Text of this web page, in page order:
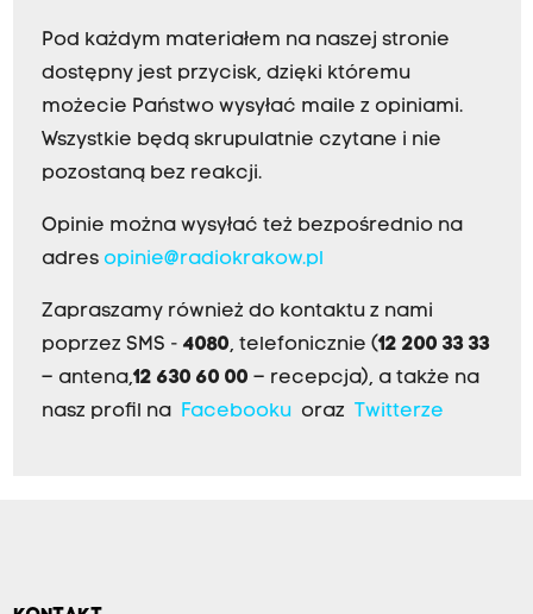
Pod każdym materiałem na naszej stronie
dostępny jest przycisk, dzięki któremu
możecie Państwo wysyłać maile z opiniami.
Wszystkie będą skrupulatnie czytane i nie
pozostaną bez reakcji.
Opinie można wysyłać też bezpośrednio na
adres opinie@radiokrakow.pl
Zapraszamy również do kontaktu z nami
poprzez SMS - 4080, telefonicznie (12 200 33 33
– antena,12 630 60 00 – recepcja), a także na
nasz profil na Facebookuoraz Twitterze